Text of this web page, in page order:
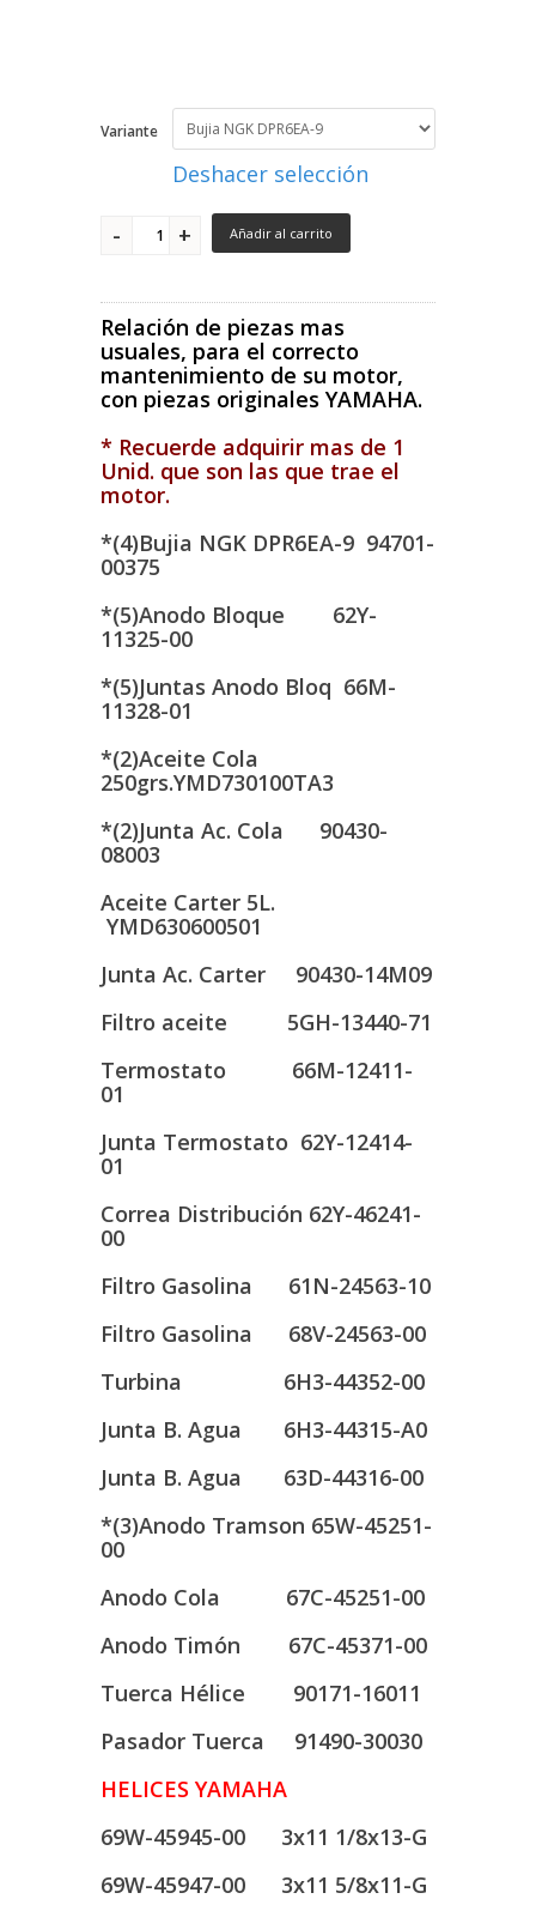
Variante
Deshacer selección
Añadir al carrito
Relación de piezas mas
usuales, para el correcto
mantenimiento de su motor,
con piezas originales YAMAHA.
* Recuerde adquirir mas de 1
Unid. que son las que trae el
motor.
*(4)Bujia NGK DPR6EA-9 94701-
00375
*(5)Anodo Bloque 62Y-
11325-00
*(5)Juntas Anodo Bloq 66M-
11328-01
*(2)Aceite Cola
250grs.YMD730100TA3
*(2)Junta Ac. Cola 90430-
08003
Aceite Carter 5L.
YMD630600501
Junta Ac. Carter 90430-14M09
Filtro aceite 5GH-13440-71
Termostato 66M-12411-
01
Junta Termostato 62Y-12414-
01
Correa Distribución 62Y-46241-
00
Filtro Gasolina 61N-24563-10
Filtro Gasolina 68V-24563-00
Turbina 6H3-44352-00
Junta B. Agua 6H3-44315-A0
Junta B. Agua 63D-44316-00
*(3)Anodo Tramson 65W-45251-
00
Anodo Cola 67C-45251-00
Anodo Timón 67C-45371-00
Tuerca Hélice 90171-16011
Pasador Tuerca 91490-30030
HELICES YAMAHA
69W-45945-00 3x11 1/8x13-G
69W-45947-00 3x11 5/8x11-G